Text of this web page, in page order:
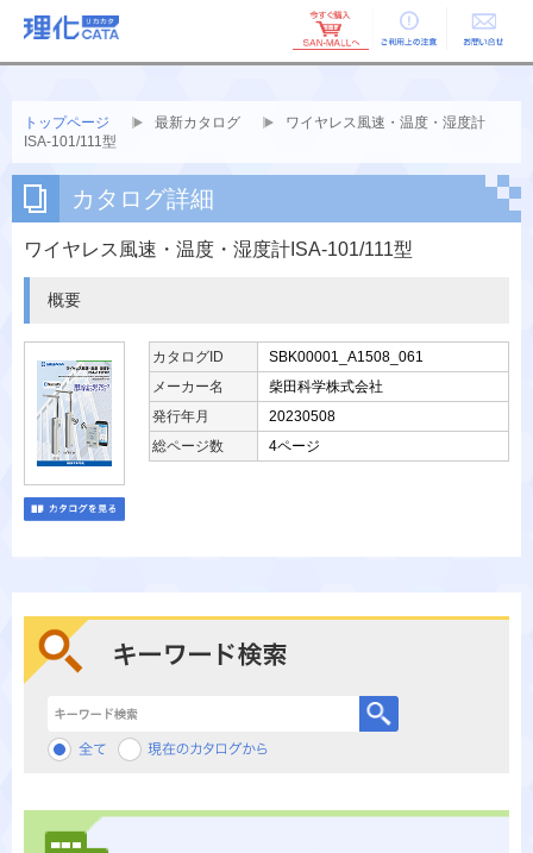
ご利用上の お問い合せ
トップページ 最新カタログ
ワイヤレス風速・温度・湿度計
ISA-101/111型
カタログ詳細
ワイヤレス風速・温度・湿度計ISA-101/111型
概要
カタログID
SBK00001_A1508_061
メーカー名
柴田科学株式会社
発行年月
20230508
総ページ数
4ページ
キーワード検索